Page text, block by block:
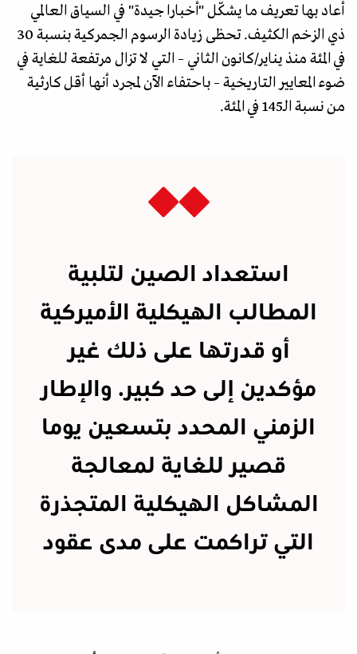
أعاد بها تعريف ما يشكّل "أخبارا جيدة" في السياق العالمي
ذي الزخم الكثيف. تحظى زيادة الرسوم الجمركية بنسبة 30
في المئة منذ يناير/كانون الثاني – التي لا تزال مرتفعة للغاية في
ضوء المعايير التاريخية – باحتفاء الآن لمجرد أنها أقل كارثية
من نسبة الـ145 في المئة.
استعداد الصين لتلبية
المطالب الهيكلية الأميركية
أو قدرتها على ذلك غير
مؤكدين إلى حد كبير. والإطار
الزمني المحدد بتسعين يوما
قصير للغاية لمعالجة
المشاكل الهيكلية المتجذرة
التي تراكمت على مدى عقود